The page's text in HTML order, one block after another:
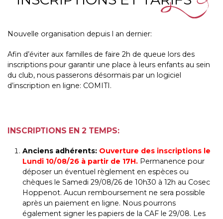
Nouvelle organisation depuis l an dernier:
Afin d’éviter aux familles de faire 2h de queue lors des
inscriptions pour garantir une place à leurs enfants au sein
du club, nous passerons désormais par un logiciel
d’inscription en ligne: COMITI.
INSCRIPTIONS EN 2 TEMPS:
Anciens adhérents: Ouverture des inscriptions le
Lundi 10/08/26 à partir de 17H. Permanence pour
déposer un éventuel règlement en espèces ou
chèques le Samedi 29/08/26 de 10h30 à 12h au Cosec
Hoppenot. Aucun remboursement ne sera possible
après un paiement en ligne. Nous pourrons
également signer les papiers de la CAF le 29/08. Les